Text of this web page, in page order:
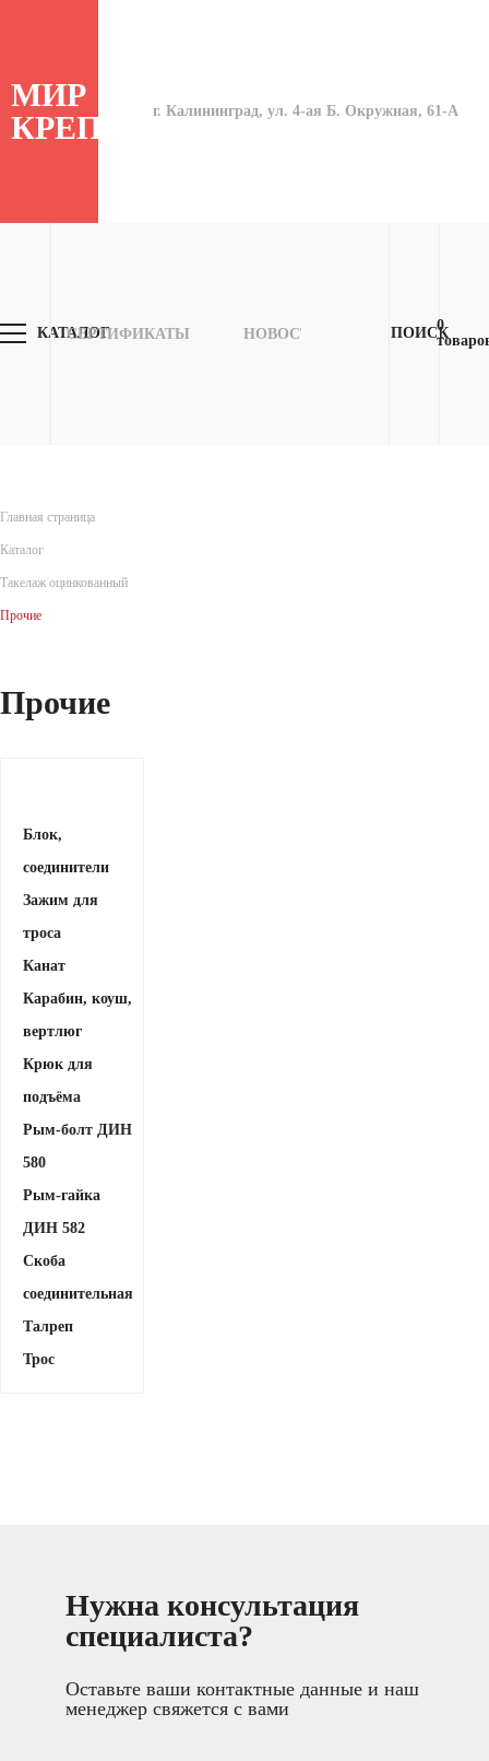
МИР
КРЕПЕЖАг. Калининград, ул. 4-ая Б. Окружная, 61-А
КАТАЛОГ
СЕРТИФИКАТЫ НОВОСТИ ОПЛАТА
ПОИСК
0
Главная страница
Каталог
Такелаж оцинкованный
Прочие
Прочие
Блок,
соединители
Зажим для
троса
Канат
Карабин, коуш,
вертлюг
Крюк для
подъёма
Рым-болт ДИН
580
Рым-гайка
ДИН 582
Скоба
соединительная
Талреп
Трос
Нужна консультация
специалиста?
Оставьте ваши контактные данные и наш
менеджер свяжется с вами